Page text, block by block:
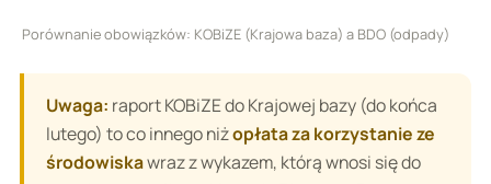
Porównanie obowiązków: KOBiZE (Krajowa baza) a BDO (odpady)
Uwaga: raport KOBiZE do Krajowej bazy (do końca
lutego) to co innego niżopłata za korzystanie ze
środowiskawraz z wykazem, którą wnosi się do